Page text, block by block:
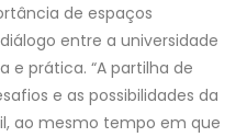
de espaços
entre a universidade
e prática. “A partilha de
e as possibilidades da
ao mesmo tempo em que